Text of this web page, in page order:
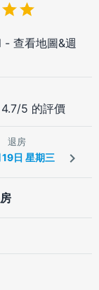
- 查看地圖&週
5 的評價
退房